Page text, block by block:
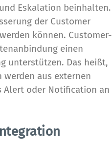
Eskalation beinhalten.
der Customer
können. Customer-
einen
unterstützen. Das heißt,
aus externen
Alert oder Notification an